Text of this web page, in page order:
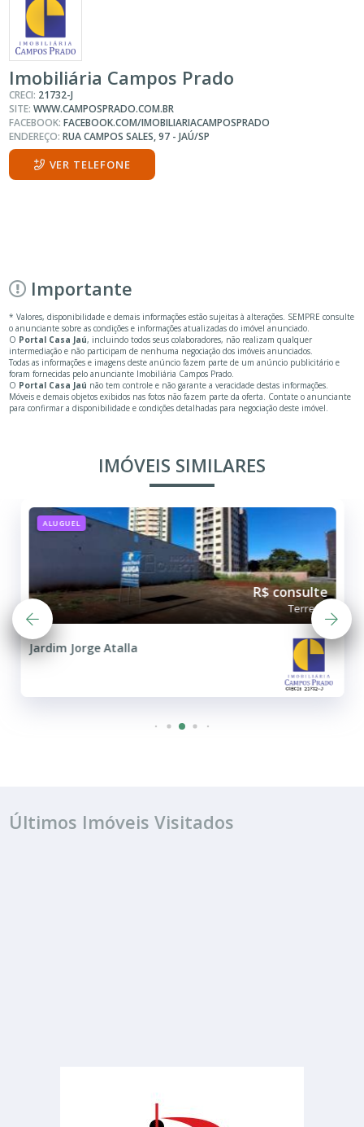
Imobiliária Campos Prado
CRECI: 21732-J
SITE:WWW.CAMPOSPRADO.COM.BR
FACEBOOK:FACEBOOK.COM/IMOBILIARIACAMPOSPRADO
ENDEREÇO:RUA CAMPOS SALES, 97 - JAÚ/SP
VER TELEFONE
Importante
* Valores, disponibilidade e demais informações estão sujeitas à alterações. SEMPRE consulte
o anunciante sobre as condições e informações atualizadas do imóvel anunciado.
O Portal Casa Jaú, incluindo todos seus colaboradores, não realizam qualquer
intermediação e não participam de nenhuma negociação dos imóveis anunciados.
Todas as informações e imagens deste anúncio fazem parte de um anúncio publicitário e
foram fornecidas pelo anunciante Imobiliária Campos Prado.
O Portal Casa Jaú não tem controle e não garante a veracidade destas informações.
Móveis e demais objetos exibidos nas fotos não fazem parte da oferta. Contate o anunciante
para confirmar a disponibilidade e condições detalhadas para negociação deste imóvel.
IMÓVEIS SIMILARES
ALUGUEL
R$ consulte
Terreno
Jardim Jorge Atalla
Últimos Imóveis Visitados